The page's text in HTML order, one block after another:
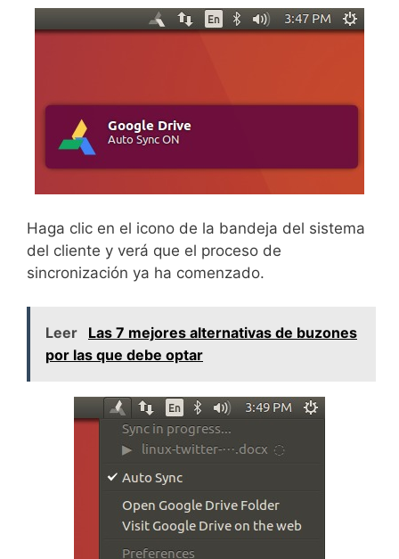
Haga clic en el icono de la bandeja del sistema
del cliente y verá que el proceso de
sincronización ya ha comenzado.
Leer
Las 7 mejores alternativas de buzones
por las que debe optar